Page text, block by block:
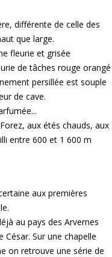
différente de celle des
que large.
fleurie et grisée
de tâches rouge orangé
persillée est souple
de cave.
aux étés chauds, aux
entre 600 et 1 600 m
aux premières
au pays des Arvernes
Sur une chapelle
on retrouve une série de